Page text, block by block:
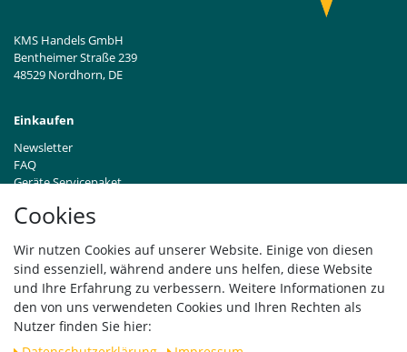
Cookies
Wir nutzen Cookies auf unserer Website. Einige von diesen
sind essenziell, während andere uns helfen, diese Website
und Ihre Erfahrung zu verbessern. Weitere Informationen zu
den von uns verwendeten Cookies und Ihren Rechten als
Nutzer finden Sie hier:
KMS Handels GmbH
Bentheimer Straße 239
48529 Nordhorn, DE
Einkaufen
Newsletter
FAQ
Geräte Servicepaket
Händleranfragen B2B
Widerrufsrecht
Vertrag widerrufen
Versand